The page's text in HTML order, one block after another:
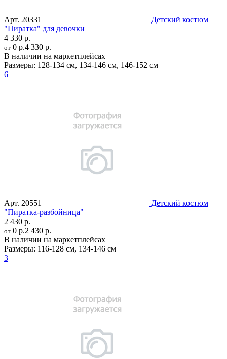
Арт. 20331
Детский костюм
"Пиратка" для девочки
4 330 р.
от 0 р.4 330 р.
В наличии на маркетплейсах
Размеры: 128-134 см, 134-146 см, 146-152 см
6
Арт. 20551
Детский костюм
"Пиратка-разбойница"
2 430 р.
от 0 р.2 430 р.
В наличии на маркетплейсах
Размеры: 116-128 см, 134-146 см
3